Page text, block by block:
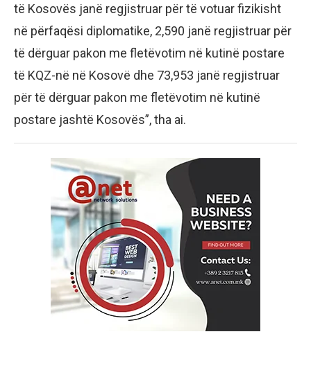
të Kosovës janë regjistruar për të votuar fizikisht
në përfaqësi diplomatike, 2,590 janë regjistruar për
të dërguar pakon me fletëvotim në kutinë postare
të KQZ-në në Kosovë dhe 73,953 janë regjistruar
për të dërguar pakon me fletëvotim në kutinë
postare jashtë Kosovës”, tha ai.